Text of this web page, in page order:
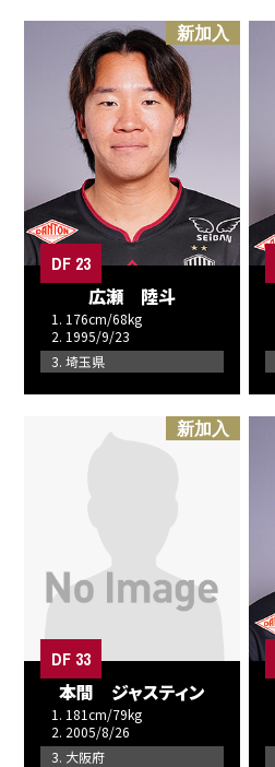
新加入
DF 23
広瀬 陸斗
1. 176cm/68kg
2. 1995/9/23
3. 埼玉県
新加入
DF 33
本間 ジャスティン
1. 181cm/79kg
2. 2005/8/26
3. 大阪府